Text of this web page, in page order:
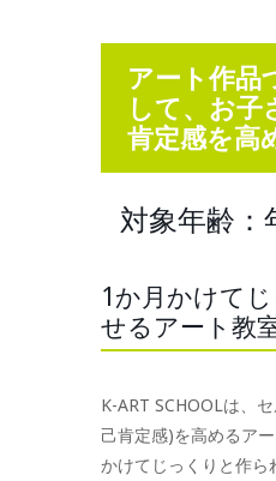
アート作品
して、お子
肯定感を高
対象年齢：
1か月かけて
せるアート教
K-ART SCHOOLは、
己肯定感)を高めるア
かけてじっくりと作ら